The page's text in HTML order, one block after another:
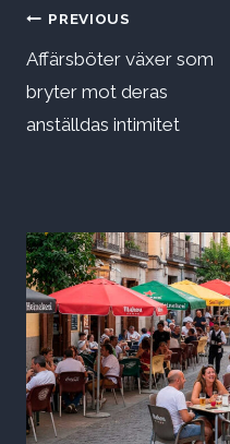
PREVIOUS
Affärsböter växer som
bryter mot deras
anställdas intimitet